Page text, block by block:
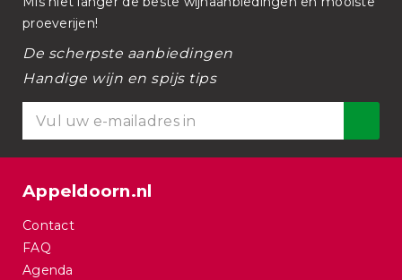
proeverijen!
De scherpste aanbiedingen
Handige wijn en spijs tips
Appeldoorn.nl
Contact
FAQ
Agenda